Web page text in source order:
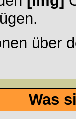
über
Was